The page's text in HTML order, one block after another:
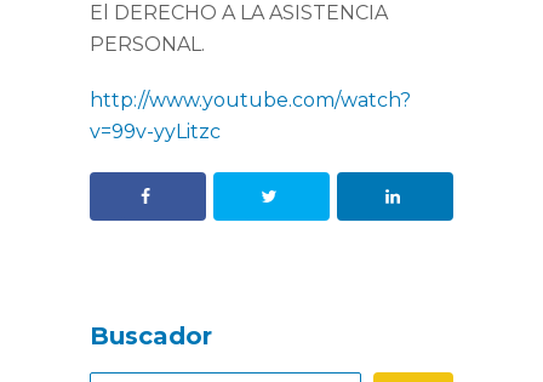
El DERECHO A LA ASISTENCIA
PERSONAL.
http://www.youtube.com/watch?
v=99v-yyLitzc
Buscador